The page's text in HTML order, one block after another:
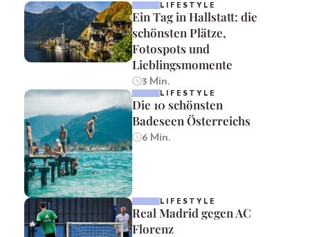
LIFESTYLE
Ein Tag in Hallstatt: die
schönsten Plätze,
Fotospots und
Lieblingsmomente
3 Min.
LIFESTYLE
Die 10 schönsten
Badeseen Österreichs
6 Min.
LIFESTYLE
Real Madrid gegen AC
Florenz